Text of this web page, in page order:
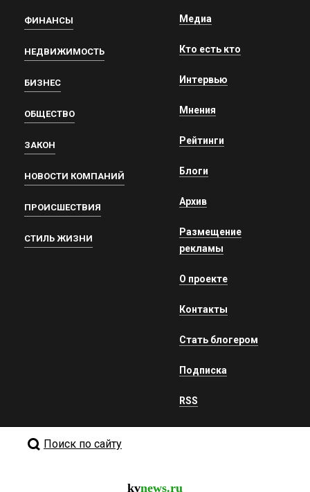
ФИНАНСЫ
НЕДВИЖИМОСТЬ
БИЗНЕС
ОБЩЕСТВО
ЗАКОН
НОВОСТИ КОМПАНИЙ
ПРОИСШЕСТВИЯ
СТИЛЬ ЖИЗНИ
Медиа
Кто есть кто
Интервью
Мнения
Рейтинги
Блоги
Архив
Размещение
рекламы
О проекте
Контакты
Стать блогером
Подписка
RSS
Поиск по сайту
kvnews.ru